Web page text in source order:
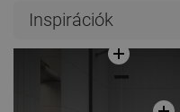
favorite_border
össze
Inspirációk